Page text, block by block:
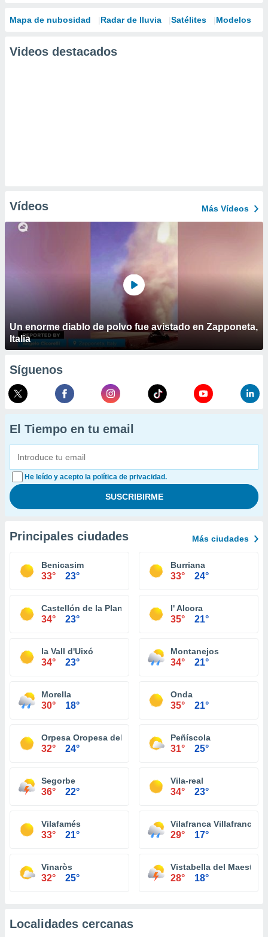
Mapa de nubosidad Radar de lluvia Satélites Modelos
Videos destacados
Vídeos Más Vídeos
Un enorme diablo de polvo fue avistado en Zapponeta,
Italia
Síguenos
El Tiempo en tu email
He leído y acepto la política de privacidad.
Principales ciudades Más ciudades
Benicasim
33° 23°
Burriana
33° 24°
Castellón de la Plana
34° 23°
l' Alcora
35° 21°
la Vall d'Uixó
34° 23°
Montanejos
34° 21°
Morella
30° 18°
Onda
35° 21°
Orpesa Oropesa del Mar
32° 24°
Peñíscola
31° 25°
Segorbe
36° 22°
Vila-real
34° 23°
Vilafamés
33° 21°
Vilafranca Villafranca
29° 17°
Vinaròs
32° 25°
Vistabella del
28° 18°
Localidades cercanas